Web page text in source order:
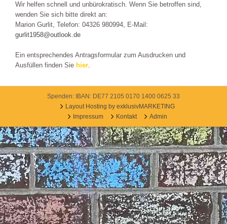
Wir helfen schnell und unbürokratisch. Wenn Sie betroffen sind,
wenden Sie sich bitte direkt an:
Marion Gurlit, Telefon: 04326 980994, E-Mail:
gurlit1958@outlook.de
Ein entsprechendes Antragsformular zum Ausdrucken und
Ausfüllen finden Sie hier.
Spenden: IBAN: DE77 2105 0170 1400 0625 33
Layout Hosting by exklusivMARKETING
Impressum
Kontakt Admin